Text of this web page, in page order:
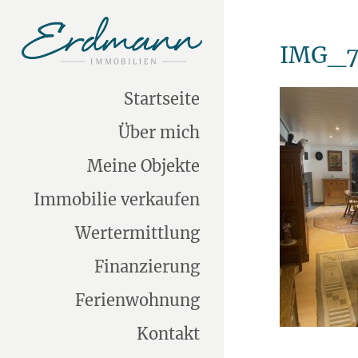
Startseite
Über mich
Meine Objekte
Immobilie verkaufen
Wertermittlung
Finanzierung
Ferienwohnung
Kontakt